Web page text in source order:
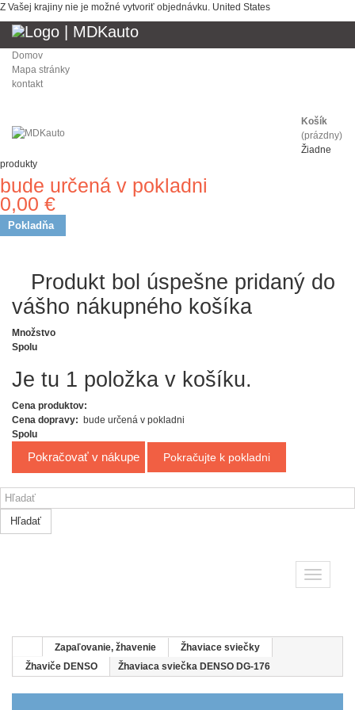
Z Vašej krajiny nie je možné vytvoriť objednávku. United States
Domov
Mapa stránky
kontakt
Košík
(prázdny)
Žiadne
produkty
bude určená v pokladni
0,00 €
Pokladňa
Produkt bol úspešne pridaný
do vášho nákupného košíka
Množstvo
Je tu 1 položka v košíku.
Cena dopravy:
bude určená v pokladni
Pokračovať v nákupe
Hľadať
Toggle
Zapaľovanie, žhavenie
Žhaviace sviečky
Žhaviče DENSO
Žhaviaca sviečka DENSO DG-176